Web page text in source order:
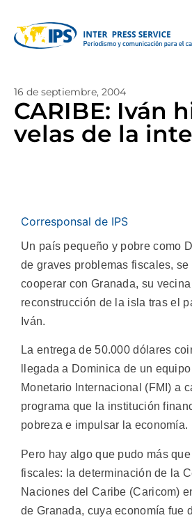
16 de septiembre, 2004
CARIBE: Iván
velas de la
Corresponsal de IPS
Un país pequeño y pobre como
de graves problemas fiscales,
cooperar con Granada, su
reconstrucción de la isla tras el
Iván.
La entrega de 50.000 dólares
llegada a Dominica de un
Monetario Internacional (FMI) a
programa que la institución
pobreza e impulsar la economía.
Pero hay algo que pudo más
fiscales: la determinación de la
Naciones del Caribe (Caricom)
de Granada, cuya economía fue